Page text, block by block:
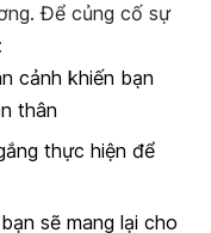
Để củng cố sự
cảnh khiến bạn
thân
thực hiện để
sẽ mang lại cho